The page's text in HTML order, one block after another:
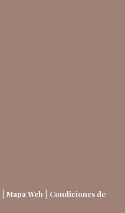
| Mapa Web | Condiciones de